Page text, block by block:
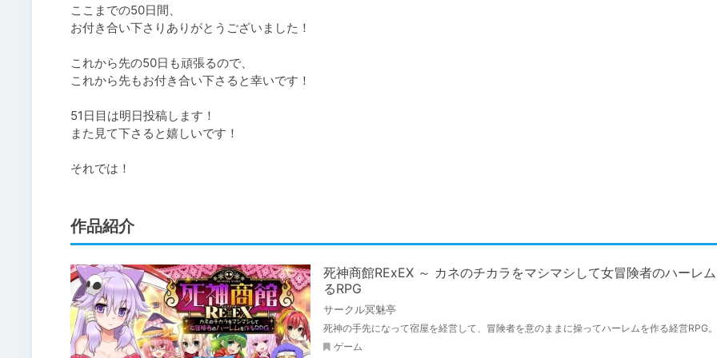
ここまでの50日間、
お付き合い下さりありがとうございました！
これから先の50日も頑張るので、
これから先もお付き合い下さると幸いです！
51日目は明日投稿します！
また見て下さると嬉しいです！
それでは！
作品紹介
死神商館RExEX ～ カネのチカラをマシマシして女冒険者のハーレ
るRPG
サークル冥魅亭
死神の手先になって宿屋を経営して、冒険者を意のままに操ってハーレムを作る経営RPG。
ゲーム